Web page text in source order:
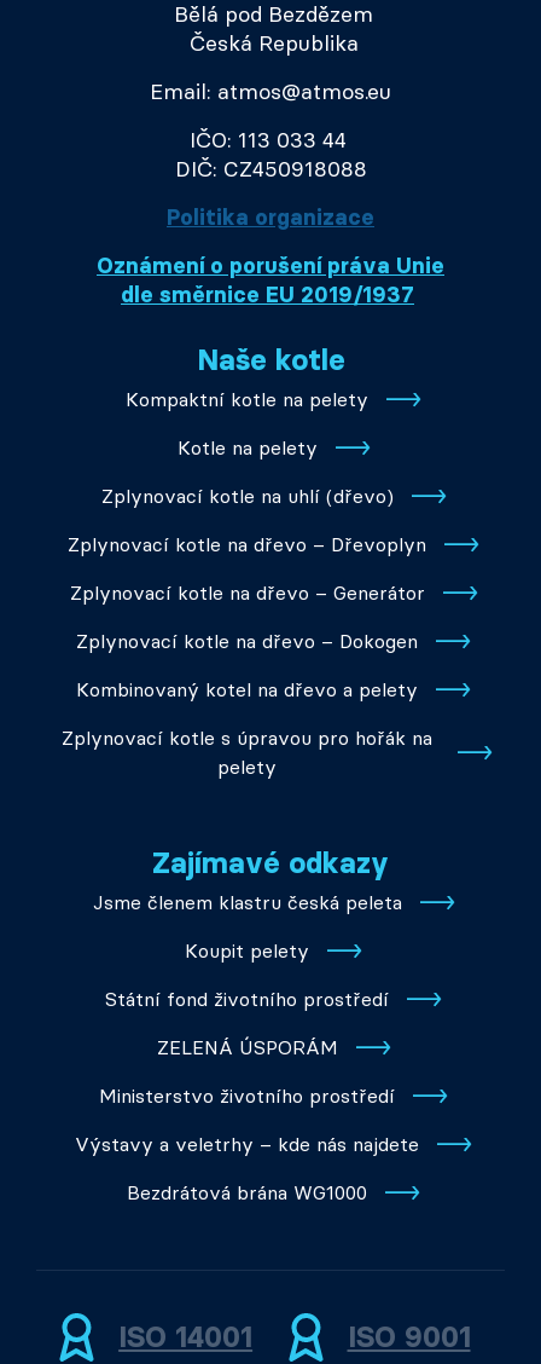
Bělá pod Bezdězem
Česká Republika
Email: atmos@atmos.eu
IČO: 113 033 44
DIČ: CZ450918088
Politika organizace
Oznámení o porušení práva Unie
dle směrnice EU 2019/1937
Naše kotle
Kompaktní kotle na pelety
Kotle na pelety
Zplynovací kotle na uhlí (dřevo)
Zplynovací kotle na dřevo – Dřevoplyn
Zplynovací kotle na dřevo – Generátor
Zplynovací kotle na dřevo – Dokogen
Kombinovaný kotel na dřevo a pelety
Zplynovací kotle s úpravou pro hořák na
pelety
Zajímavé odkazy
Jsme členem klastru česká peleta
Koupit pelety
Státní fond životního prostředí
ZELENÁ ÚSPORÁM
Ministerstvo životního prostředí
Výstavy a veletrhy – kde nás najdete
Bezdrátová brána WG1000
ISO 14001 ISO 9001